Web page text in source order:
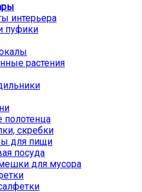
интерьера
пуфики
растения
скребки
для пищи
посуда
для мусора